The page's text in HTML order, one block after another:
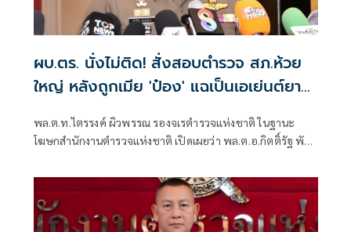
ผบ.ตร. นั่งไม่ติด! สั่งสอบตำรวจ สภ.ห้วย
ใหญ่ หลังถูกเมีย 'ป๋อง' แฉเป็นเอเย่นต์ยา
พล.ต.ท.ไตรรงค์ ผิวพรรณ รองจเรตำรวจแห่งชาติ ในฐานะ
โฆษกสำนักงานตำรวจแห่งชาติ เปิดเผยว่า พล.ต.อ.กิตติ์รัฐ พันธุ์
สอบข้อเท็จกรณีมีการกล่าวอ้างว่า นายฑนาฯ หรือ ป๋อง